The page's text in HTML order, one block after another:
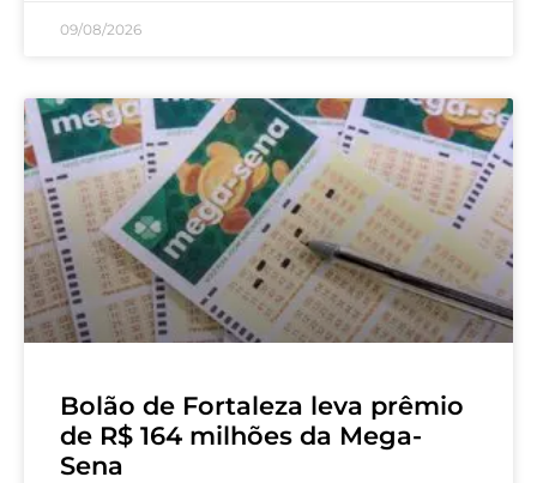
09/08/2026
Bolão de Fortaleza leva prêmio
de R$ 164 milhões da Mega-
Sena